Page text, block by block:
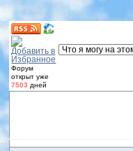
Форум
открыт уже
7503 дней